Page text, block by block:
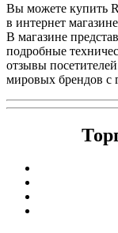
Вы можете купить
в интернет
В магазине
подробные
отзывы
мировых брендов с